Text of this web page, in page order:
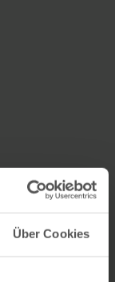
Über Cookies